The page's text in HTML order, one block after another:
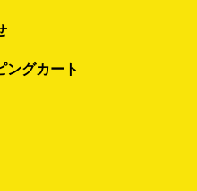
ングカート